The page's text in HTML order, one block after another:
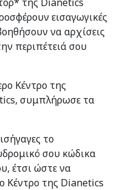
εισαγωγικές
να αρχίσεις
περιπέτειά σου
Κέντρο της
συμπλήρωσε τα
το
σου κώδικα
έτσι ώστε να
Κέντρο της Dianetics